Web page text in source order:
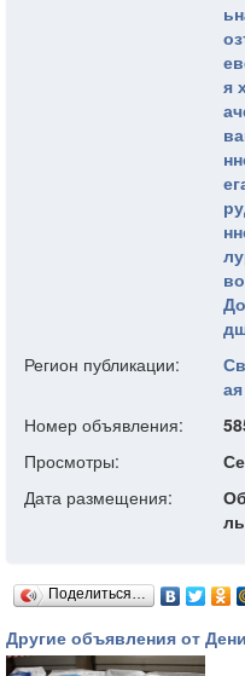
я
Регион публикации:
Номер объявления:
Просмотры:
Дата размещения:
Поделиться…
Другие объявления от